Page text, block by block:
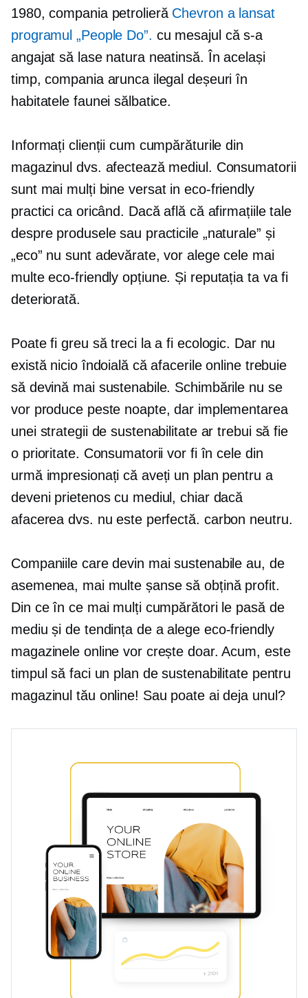
1980, compania petrolieră Chevron a lansat
programul „People Do”. cu mesajul că s-a
angajat să lase natura neatinsă. În același
timp, compania arunca ilegal deșeuri în
habitatele faunei sălbatice.
Informați clienții cum cumpărăturile din
magazinul dvs. afectează mediul. Consumatorii
sunt mai mulți bine versatineco-friendly
practici ca oricând. Dacă află că afirmațiile tale
despre produsele sau practicile „naturale” și
„eco” nu sunt adevărate, vor alege cele mai
multeeco-friendly opțiune. Și reputația ta va fi
deteriorată.
Poate fi greu să treci la a fi ecologic. Dar nu
există nicio îndoială că afacerile online trebuie
să devină mai sustenabile. Schimbările nu se
vor produce peste noapte, dar implementarea
unei strategii de sustenabilitate ar trebui să fie
o prioritate. Consumatorii vor fi în cele din
urmă impresionați că aveți un plan pentru a
deveni prietenos cu mediul, chiar dacă
afacerea dvs. nu este perfectă. carbon neutru.
Companiile care devin mai sustenabile au, de
asemenea, mai multe șanse să obțină profit.
Din ce în ce mai mulți cumpărători le pasă de
mediu și de tendința de a alege eco-friendly
magazinele online vor crește doar. Acum, este
timpul să faci un plan de sustenabilitate pentru
magazinul tău online! Sau poate ai deja unul?